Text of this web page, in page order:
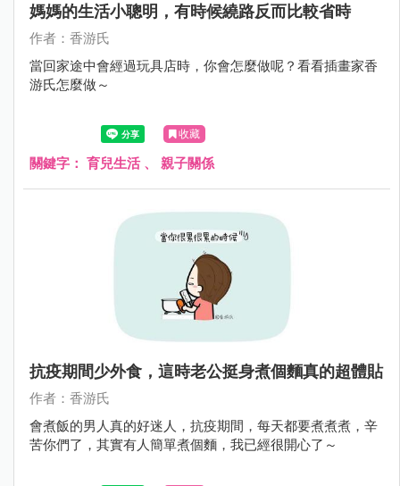
媽媽的生活小聰明，有時候繞路反而比較省時
作者：香游氏
當回家途中會經過玩具店時，你會怎麼做呢？看看插畫家香
游氏怎麼做～
收藏
關鍵字： 育兒生活、 親子關係
抗疫期間少外食，這時老公挺身煮個麵真的超體貼
作者：香游氏
會煮飯的男人真的好迷人，抗疫期間，每天都要煮煮煮，辛
苦你們了，其實有人簡單煮個麵，我已經很開心了～